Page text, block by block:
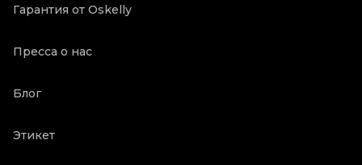
Гарантия от Oskelly
Пресса о нас
Блог
Этикет